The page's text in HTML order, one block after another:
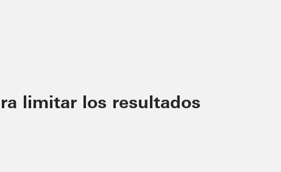
limitar los resultados